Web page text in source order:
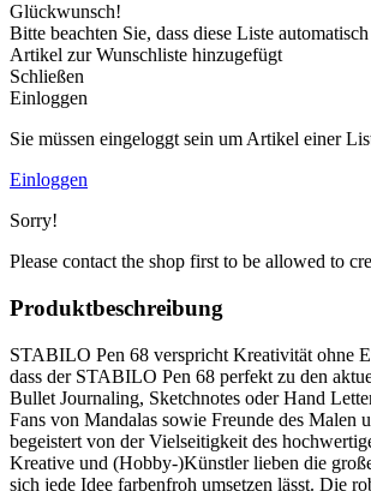
Glückwunsch!
Bitte beachten Sie, dass diese Liste
Artikel zur Wunschliste hinzugefügt
Schließen
Einloggen
Sie müssen eingeloggt sein um Artikel einer
Einloggen
Sorry!
Please contact the shop first to be allowed to
Produktbeschreibung
STABILO Pen 68 verspricht Kreativität ohne
dass der STABILO Pen 68 perfekt zu den
Bullet Journaling, Sketchnotes oder Hand
Fans von Mandalas sowie Freunde des Malen
begeistert von der Vielseitigkeit des
Kreative und (Hobby-)Künstler lieben die
sich jede Idee farbenfroh umsetzen lässt. Die